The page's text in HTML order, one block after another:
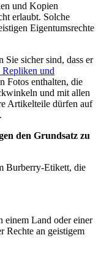
und Kopien
erlaubt. Solche
Eigentumsrechte
sicher sind, dass er
Repliken und
Fotos enthalten, die
und mit allen
Artikelteile dürfen auf
den Grundsatz zu
Burberry-Etikett, die
einem Land oder einer
Rechte an geistigem